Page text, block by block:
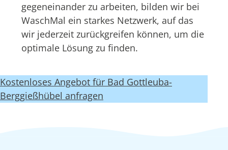
gegeneinander zu arbeiten, bilden wir bei
WaschMal ein starkes Netzwerk, auf das
wir jederzeit zurückgreifen können, um die
optimale Lösung zu finden.
Kostenloses Angebot für Bad Gottleuba-
Berggießhübel anfragen